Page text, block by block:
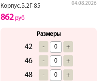
Корпус.Б.2Г-85
04.08.2026
862руб
Размеры
42 - +
46 - +
48 - +